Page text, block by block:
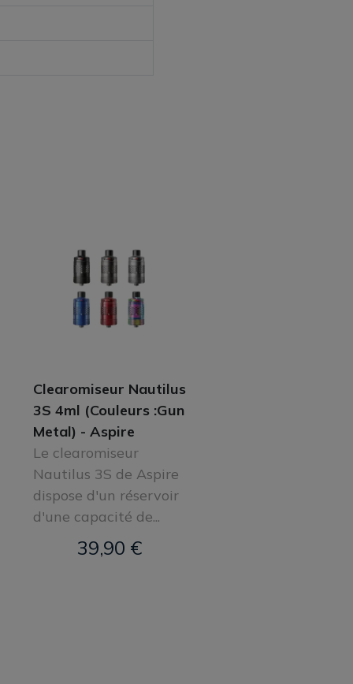
Clearomiseur Nautilus
3S 4ml (Couleurs :Gun
Metal) - Aspire
Le clearomiseur
Nautilus 3S de Aspire
dispose d'un réservoir
d'une capacité de...
39,90 €